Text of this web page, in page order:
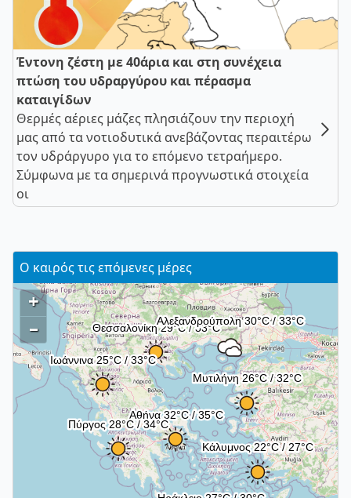
Έντονη ζέστη με 40άρια και στη συνέχεια
πτώση του υδραργύρου και πέρασμα
καταιγίδων
Θερμές αέριες μάζες πλησιάζουν την περιοχή
μας από τα νοτιοδυτικά ανεβάζοντας περαιτέρω
τον υδράργυρο για το επόμενο τετραήμερο.
Σύμφωνα με τα σημερινά προγνωστικά στοιχεία
οι
Ο καιρός τις επόμενες μέρες
+
–